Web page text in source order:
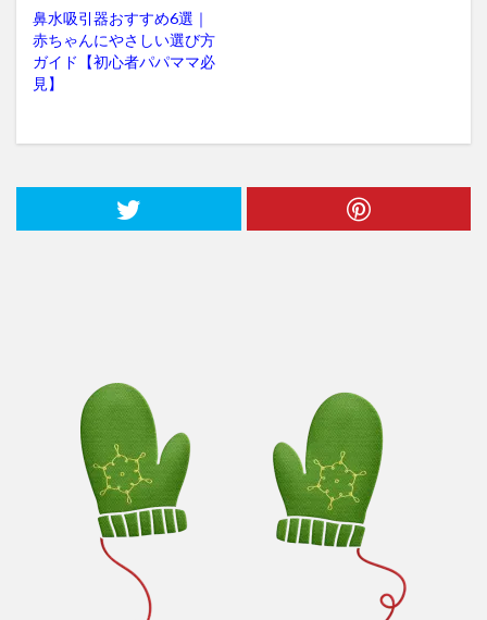
鼻水吸引器おすすめ6選｜
赤ちゃんにやさしい選び方
ガイド【初心者パパママ必
見】